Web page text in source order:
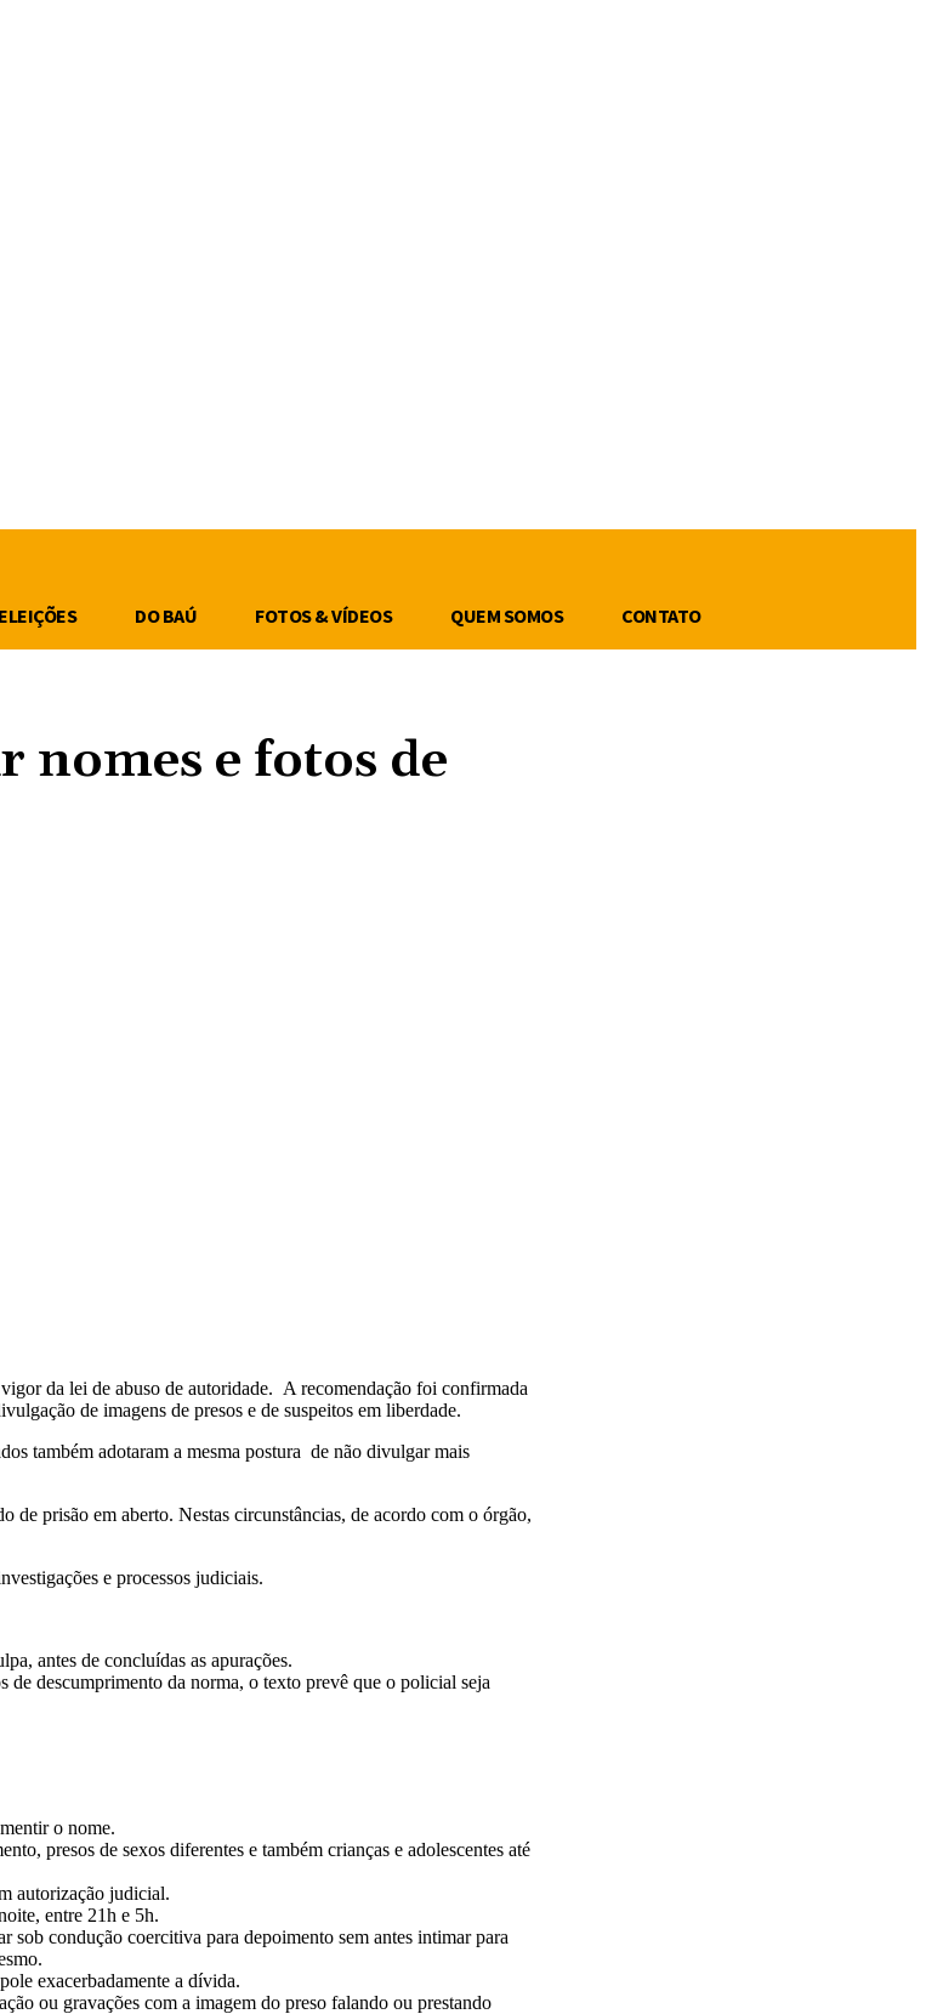
ELEIÇÕES DO BAÚ FOTOS & VÍDEOS QUEM SOMOS CONTATO
nomes e fotos de
da lei de abuso de autoridade. A recomendação foi confirmada
de imagens de presos e de suspeitos em liberdade.
também adotaram a mesma postura de não divulgar mais
de prisão em aberto. Nestas circunstâncias, de acordo com o órgão,
e processos judiciais.
antes de concluídas as apurações.
descumprimento da norma, o texto prevê que o policial seja
o nome.
presos de sexos diferentes e também crianças e adolescentes até
autorização judicial.
entre 21h e 5h.
condução coercitiva para depoimento sem antes intimar para
exacerbadamente a dívida.
ou gravações com a imagem do preso falando ou prestando